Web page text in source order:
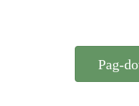
Pag-